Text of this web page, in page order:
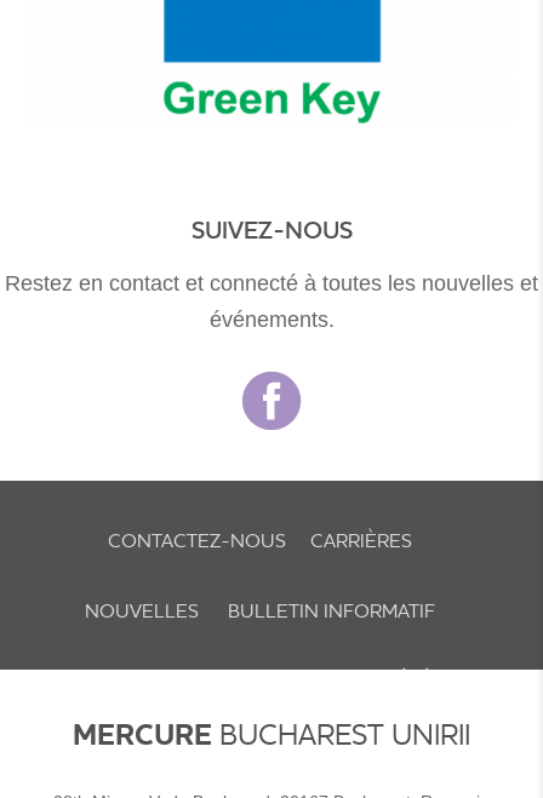
SUIVEZ-NOUS
Restez en contact et connecté à toutes les nouvelles et
événements.
CONTACTEZ-NOUS CARRIÈRES
NOUVELLES BULLETIN INFORMATIF
MERCURE BUCHAREST UNIRII